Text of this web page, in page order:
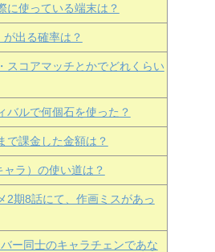
に使っている端末は？
出る確率は？
スコアマッチとかでどれくらい
バルで何個石を使った？
で課金した金額は？
ラ）の使い道は？
2期8話にて、作画ミスがあっ
ー同士のキャラチェンであな